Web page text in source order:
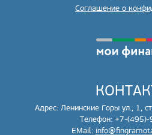
Соглашение о
Адрес: Ленинские Горы ул., 1,
Телефон: +7-
EMail: